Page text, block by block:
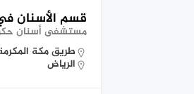
قسم الأسنان
مستشفى أسنان
طريق مكة
الرياض